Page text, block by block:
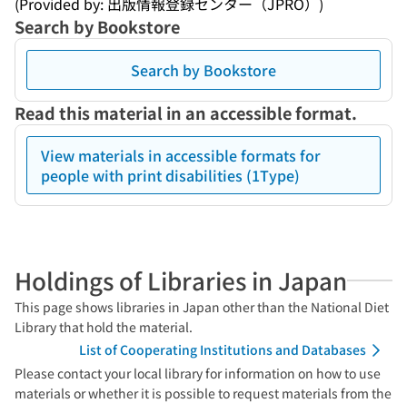
Search by Bookstore
Search by Bookstore
Read this material in an accessible format.
View materials in accessible formats for
people with print disabilities (1Type)
Holdings of Libraries in Japan
This page shows libraries in Japan other than the National Diet
Library that hold the material.
List of Cooperating Institutions and Databases
Please contact your local library for information on how to use
materials or whether it is possible to request materials from the